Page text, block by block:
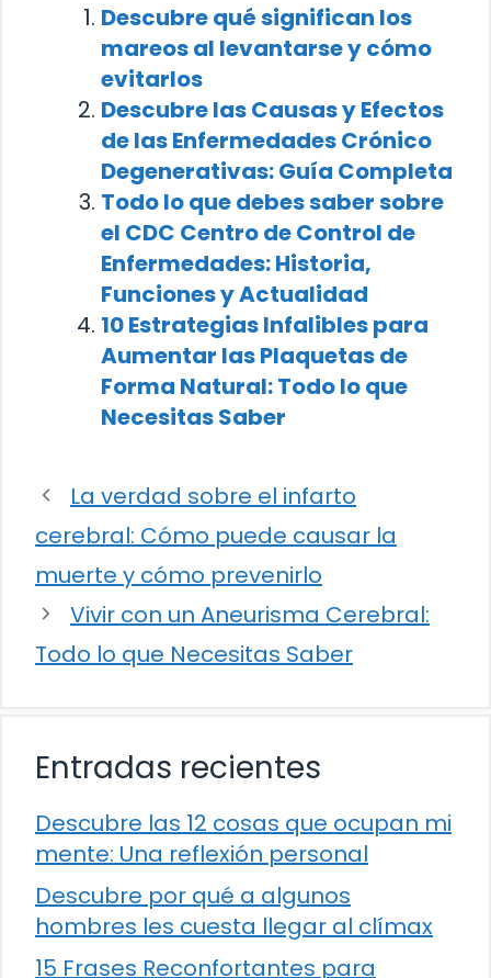
Descubre qué significan los
mareos al levantarse y cómo
evitarlos
Descubre las Causas y Efectos
de las Enfermedades Crónico
Degenerativas: Guía Completa
Todo lo que debes saber sobre
el CDC Centro de Control de
Enfermedades: Historia,
Funciones y Actualidad
10 Estrategias Infalibles para
Aumentar las Plaquetas de
Forma Natural: Todo lo que
Necesitas Saber
La verdad sobre el infarto
cerebral: Cómo puede causar la
muerte y cómo prevenirlo
Vivir con un Aneurisma Cerebral:
Todo lo que Necesitas Saber
Entradas recientes
Descubre las 12 cosas que ocupan mi
mente: Una reflexión personal
Descubre por qué a algunos
hombres les cuesta llegar al clímax
15 Frases Reconfortantes para